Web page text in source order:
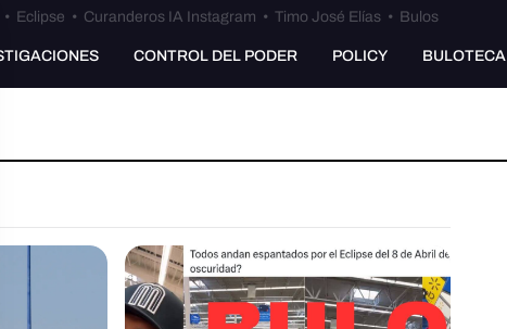
• Eclipse • Curanderos IA Instagram • Timo José Elías • Bulos
CONTROL DEL PODER POLICY BULOTECA